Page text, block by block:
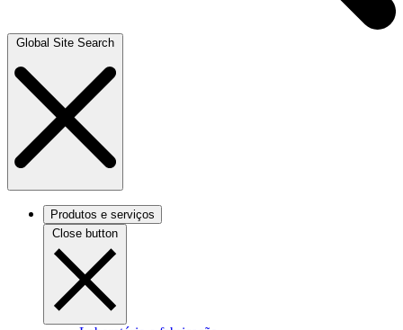
Global Site Search
Produtos e serviços
Close button